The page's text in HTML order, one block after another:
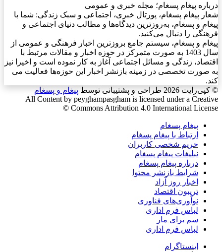
درباره پیغام پسغام؛ مجله خبری و عمومی
شعار پیغام پسغام، پورتال خبری، اجتماعی و سبک زندگی: شما با
پیغام و پسغام، به‌روزترین دیدگاه‌ها و مطالب دنیای اجتماعی و
فرهنگی را دنبال می‌کنید.
پیغام و پسغام، سیستم جامع بروزترین اخبار فرهنگی و عمومی از
سال 1403 به صورت متمرکز در حوزه اخبار و مقالات مرتبط با
اقتصاد، زندگی و مسائل اجتماعی آغاز به کار نموده است و اخیرا نیز
به صورت تخصصی در زمینه بازنشر اخبار این حوزه‌ها فعالیت می
کند.
© کپی‌رایت 2026
طراحی و پشتیبانی توسط پیغام و پسغام
All Content by peyghampasgham is licensed under a Creative
Commons Attribution 4.0 International License ©️
پیغام پسغام
ارتباط با پیغام پسغام
حریم شخصی کاربران
نبلیغات پیغام پسغام
درباره پیغام پسغام
شرایط بازنشر محتوا
اخبار روز آزاد
تریبون اقتصاد
نوآوری‌های فناوری
لباس فرم اداری
سم برای مار
لباس فرم اداری
اینستاگرام